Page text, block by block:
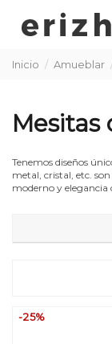
Inicio Amueblar
Mesitas
Tenemos diseños
metal, cristal, etc.
moderno y elegancia
-25%